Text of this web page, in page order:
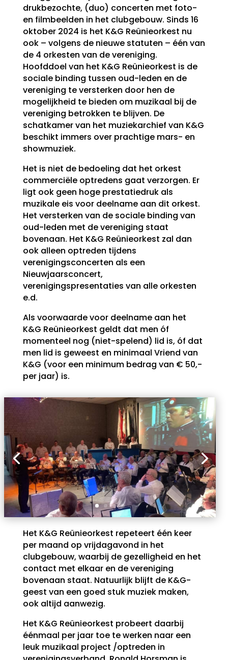
drukbezochte, (duo) concerten met foto-
en filmbeelden in het clubgebouw. Sinds 16
oktober 2024 is het K&G Reünieorkest nu
ook – volgens de nieuwe statuten – één van
de 4 orkesten van de vereniging.
Hoofddoel van het K&G Reünieorkest is de
sociale binding tussen oud-leden en de
vereniging te versterken door hen de
mogelijkheid te bieden om muzikaal bij de
vereniging betrokken te blijven. De
schatkamer van het muziekarchief van K&G
beschikt immers over prachtige mars- en
showmuziek.
Het is niet de bedoeling dat het orkest
commerciële optredens gaat verzorgen. Er
ligt ook geen hoge prestatiedruk als
muzikale eis voor deelname aan dit orkest.
Het versterken van de sociale binding van
oud-leden met de vereniging staat
bovenaan. Het K&G Reünieorkest zal dan
ook alleen optreden tijdens
verenigingsconcerten als een
Nieuwjaarsconcert,
verenigingspresentaties van alle orkesten
e.d.
Als voorwaarde voor deelname aan het
K&G Reünieorkest geldt dat men óf
momenteel nog (niet-spelend) lid is, óf dat
men lid is geweest en minimaal Vriend van
K&G (voor een minimum bedrag van € 50,-
per jaar) is.
Het K&G Reünieorkest repeteert één keer
per maand op vrijdagavond in het
clubgebouw, waarbij de gezelligheid en het
contact met elkaar en de vereniging
bovenaan staat. Natuurlijk blijft de K&G-
geest van een goed stuk muziek maken,
ook altijd aanwezig.
Het K&G Reünieorkest probeert daarbij
éénmaal per jaar toe te werken naar een
leuk muzikaal project /optreden in